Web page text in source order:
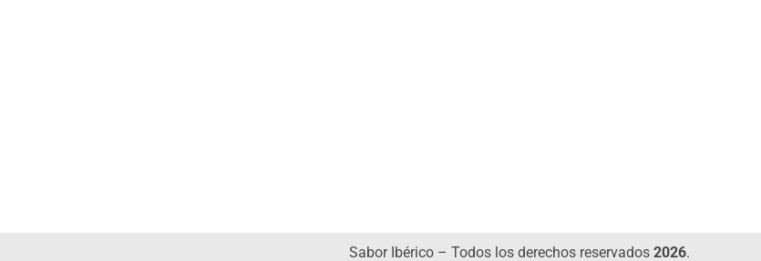
Sabor Ibérico – Todos los derechos reservados 2026.